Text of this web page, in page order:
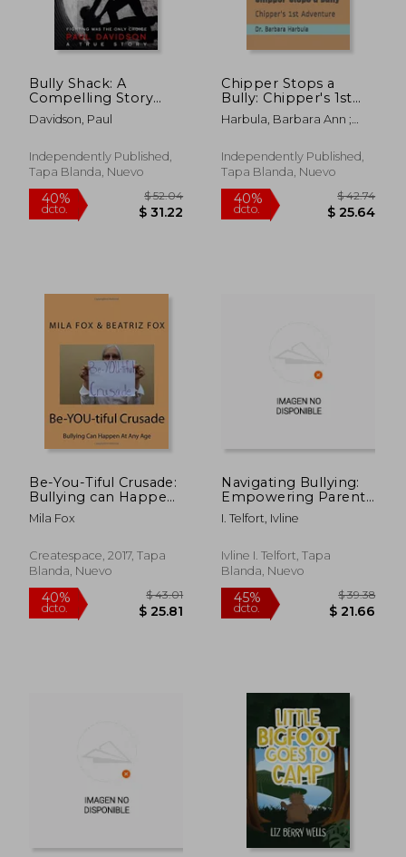
40%
dcto.
45%
dcto.
Bully Shack: A
Compelling Story
About Fighting (en
Inglés)
Davidson, Paul
Independently Published,
Tapa Blanda, Nuevo
Chipper Stops a
Bully: Chipper's 1st
Adventure (en Inglés)
Harbula, Barbara Ann ;
Independently Published,
Tapa Blanda, Nuevo
Be-You-Tiful Crusade:
Bullying can Happen
at any age (Volume 3)
(en Inglés)
Mila Fox
Createspace, 2017, Tapa
Blanda, Nuevo
Navigating Bullying:
Empowering Parents
and Protecting
Children from Harm
I. Telfort, Ivline
Ivline I. Telfort, Tapa
Blanda, Nuevo